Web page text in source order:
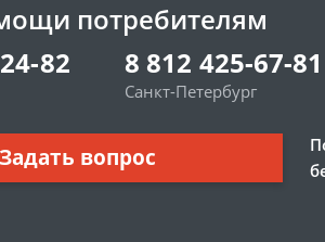
потребителям
82
8 812 425-67-81
Санкт-Петербург
Задать вопрос